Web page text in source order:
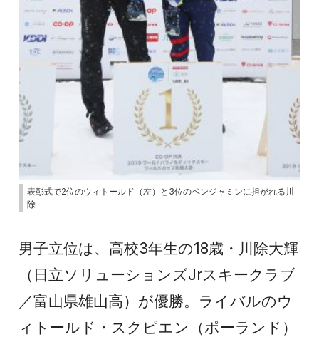
表彰式で2位のウィトールド（左）と3位のベンジャミンに担がれる川
除
男子立位は、高校3年生の18歳・川除大輝
（日立ソリューションズJrスキークラブ
／富山県雄山高）が優勝。ライバルのウ
ィトールド・スクピエン（ポーランド）